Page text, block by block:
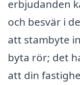
erbjudanden
och besvär i
att stambyte
byta rör; det
att din